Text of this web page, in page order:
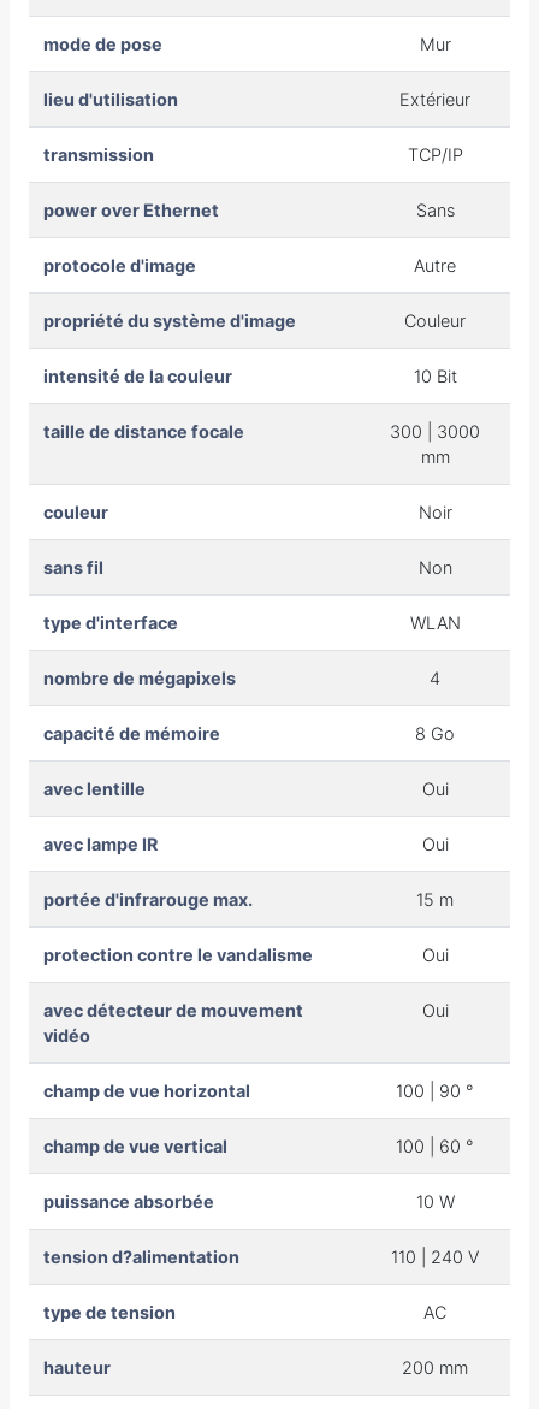
mode de pose Mur
lieu d'utilisation Extérieur
transmission TCP/IP
power over Ethernet Sans
protocole d'image Autre
propriété du système d'image Couleur
intensité de la couleur 10 Bit
taille de distance focale
300 | 3000
mm
couleur Noir
sans fil Non
type d'interface WLAN
nombre de mégapixels 4
capacité de mémoire 8 Go
avec lentille Oui
avec lampe IR Oui
portée d'infrarouge max. 15 m
protection contre le vandalisme Oui
avec détecteur de mouvement
vidéo
Oui
champ de vue horizontal 100 | 90 °
champ de vue vertical 100 | 60 °
puissance absorbée 10 W
tension d?alimentation 110 | 240 V
type de tension AC
hauteur 200 mm